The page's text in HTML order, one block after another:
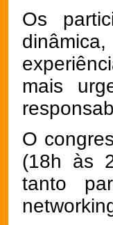
Os
mais
O
(18h às
tanto